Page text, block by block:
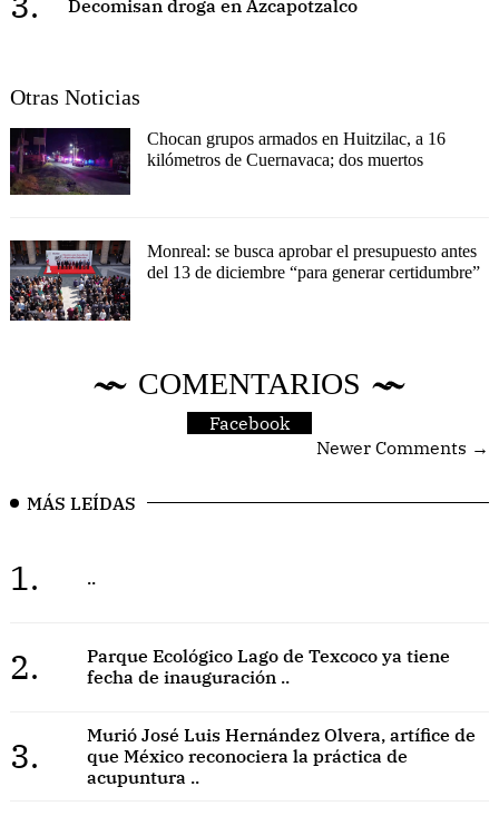
Decomisan droga en Azcapotzalco
Otras Noticias
Chocan grupos armados en Huitzilac, a 16
kilómetros de Cuernavaca; dos muertos
Monreal: se busca aprobar el presupuesto antes
del 13 de diciembre “para generar certidumbre”
COMENTARIOS
Facebook
Newer Comments →
MÁS LEÍDAS
1. ..
2.
Parque Ecológico Lago de Texcoco ya tiene
fecha de inauguración ..
3.
Murió José Luis Hernández Olvera, artífice de
que México reconociera la práctica de
acupuntura ..